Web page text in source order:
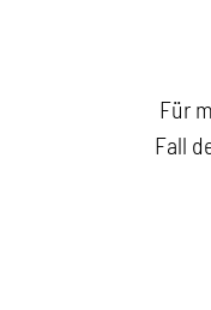
Für
Fall